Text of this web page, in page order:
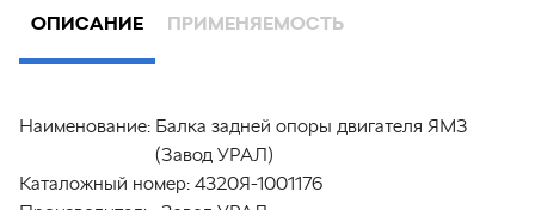
ОПИСАНИЕ ПРИМЕНЯЕМОСТЬ
Наименование: Балка задней опоры двигателя ЯМЗ
(Завод УРАЛ)
Каталожный номер: 4320Я-1001176